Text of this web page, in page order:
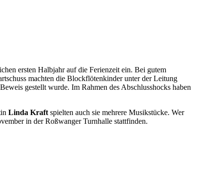
ersten Halbjahr auf die Ferienzeit ein. Bei gutem
machten die Blockflötenkinder unter der Leitung
gestellt wurde. Im Rahmen des Abschlusshocks haben
Linda Kraft spielten auch sie mehrere Musikstücke. Wer
in der Roßwanger Turnhalle stattfinden.